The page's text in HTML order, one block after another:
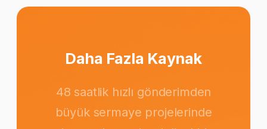
Daha Fazla Kaynak
48 saatlik hızlı gönderimden
büyük sermaye projelerinde